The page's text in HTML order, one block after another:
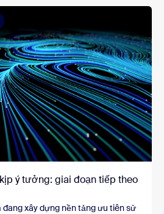
ý tưởng: giai đoạn tiếp theo
xây dựng nền tảng ưu tiên sử